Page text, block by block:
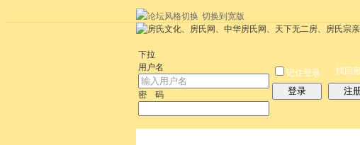
切换到宽版
下拉
用户名
密 码
记住登录
登录
找回
注